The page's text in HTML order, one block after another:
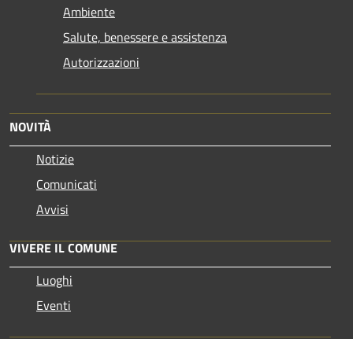
Ambiente
Salute, benessere e assistenza
Autorizzazioni
NOVITÀ
Notizie
Comunicati
Avvisi
VIVERE IL COMUNE
Luoghi
Eventi